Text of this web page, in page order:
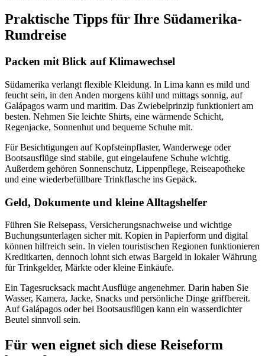
Praktische Tipps für Ihre Südamerika-
Rundreise
Packen mit Blick auf Klimawechsel
Südamerika verlangt flexible Kleidung. In Lima kann es mild und
feucht sein, in den Anden morgens kühl und mittags sonnig, auf
Galápagos warm und maritim. Das Zwiebelprinzip funktioniert am
besten. Nehmen Sie leichte Shirts, eine wärmende Schicht,
Regenjacke, Sonnenhut und bequeme Schuhe mit.
Für Besichtigungen auf Kopfsteinpflaster, Wanderwege oder
Bootsausflüge sind stabile, gut eingelaufene Schuhe wichtig.
Außerdem gehören Sonnenschutz, Lippenpflege, Reiseapotheke
und eine wiederbefüllbare Trinkflasche ins Gepäck.
Geld, Dokumente und kleine Alltagshelfer
Führen Sie Reisepass, Versicherungsnachweise und wichtige
Buchungsunterlagen sicher mit. Kopien in Papierform und digital
können hilfreich sein. In vielen touristischen Regionen funktionieren
Kreditkarten, dennoch lohnt sich etwas Bargeld in lokaler Währung
für Trinkgelder, Märkte oder kleine Einkäufe.
Ein Tagesrucksack macht Ausflüge angenehmer. Darin haben Sie
Wasser, Kamera, Jacke, Snacks und persönliche Dinge griffbereit.
Auf Galápagos oder bei Bootsausflügen kann ein wasserdichter
Beutel sinnvoll sein.
Für wen eignet sich diese Reiseform